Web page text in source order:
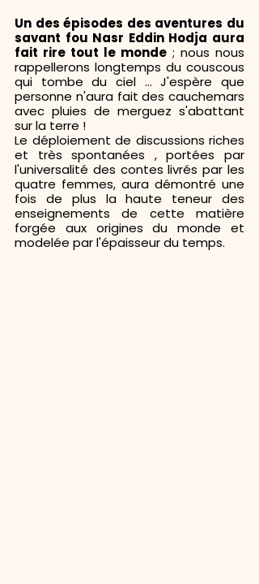
Un des épisodes des aventures du
savant fou Nasr Eddin Hodja aura
fait rire tout le monde ; nous nous
rappellerons longtemps du couscous
qui tombe du ciel ... J'espère que
personne n'aura fait des cauchemars
avec pluies de merguez s'abattant
sur la terre !
Le déploiement de discussions riches
et très spontanées , portées par
l'universalité des contes livrés par les
quatre femmes, aura démontré une
fois de plus la haute teneur des
enseignements de cette matière
forgée aux origines du monde et
modelée par l'épaisseur du temps.